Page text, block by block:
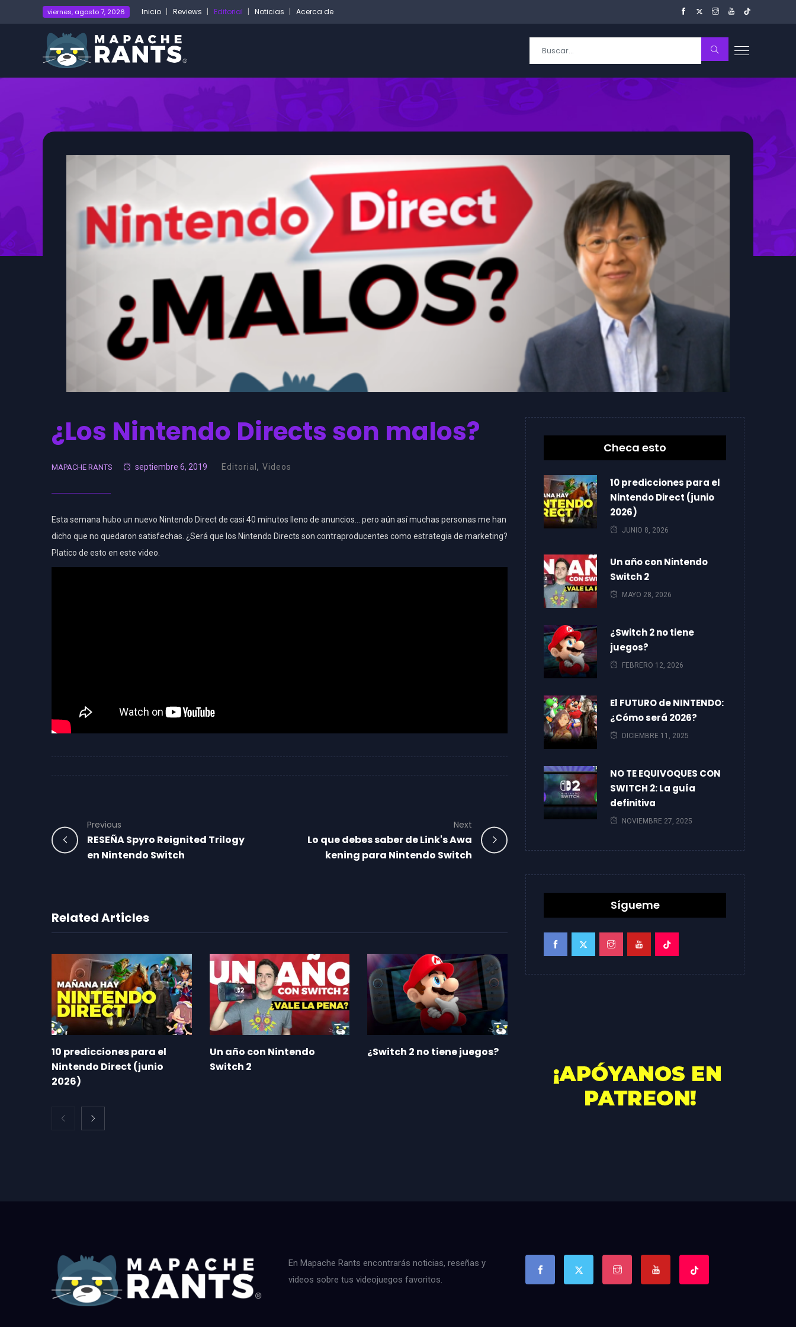
viernes, agosto 7, 2026 Inicio Reviews Editorial Noticias Acerca de
¿Los Nintendo Directs son malos?
MAPACHE RANTS septiembre 6, 2019 Editorial , Videos
Esta semana hubo un nuevo Nintendo Direct de casi 40 minutos lleno de anuncios… pero aún así muchas personas me han
dicho que no quedaron satisfechas. ¿Será que los Nintendo Directs son contraproducentes como estrategia de marketing?
Platico de esto en este video.
Previous
RESEÑA Spyro Reignited Trilogy
en Nintendo Switch
Next
Lo que debes saber de Link's Awa
kening para Nintendo Switch
Related Articles
10 predicciones para el
Nintendo Direct (junio
2026)
Un año con Nintendo
Switch 2
¿Switch 2 no tiene juegos?
Checa esto
10 predicciones para el
Nintendo Direct (junio
2026)
JUNIO 8, 2026
Un año con Nintendo
Switch 2
MAYO 28, 2026
¿Switch 2 no tiene
juegos?
FEBRERO 12, 2026
El FUTURO de NINTENDO:
¿Cómo será 2026?
DICIEMBRE 11, 2025
NO TE EQUIVOQUES CON
SWITCH 2: La guía
definitiva
NOVIEMBRE 27, 2025
Sígueme
En Mapache Rants encontrarás noticias, reseñas y
videos sobre tus videojuegos favoritos.